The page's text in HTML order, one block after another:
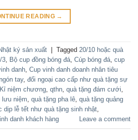
READING →
ký sản xuất Tagged 20/10 hoặc quà
3, Bộ cup đồng bóng đá, Cúp bóng đá, cup
danh, Cup vinh danh doanh nhân tiêu
tay, đối ngoại cao cấp như quà tặng sự
Kỉ niệm chương, qthn, quà tặng đám cưới,
lưu niệm, quà tặng pha lê, quà tặng quảng
dịp lễ tết như quà tặng sinh nhật,
danh khách hàng Leave a comment